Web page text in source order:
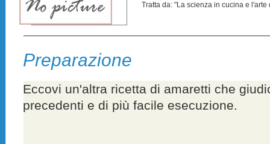
Tratta da: "La scienza in cucina e l'arte
Preparazione
Eccovi un'altra ricetta di amaretti che
precedenti e di più facile esecuzione.